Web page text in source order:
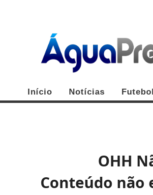
Início Notícias Futebol
OHH
Conteúdo não